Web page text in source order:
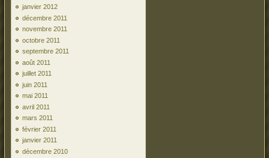
janvier 2012
décembre 2011
novembre 2011
octobre 2011
septembre 2011
août 2011
juillet 2011
juin 2011
mai 2011
avril 2011
mars 2011
février 2011
janvier 2011
décembre 2010